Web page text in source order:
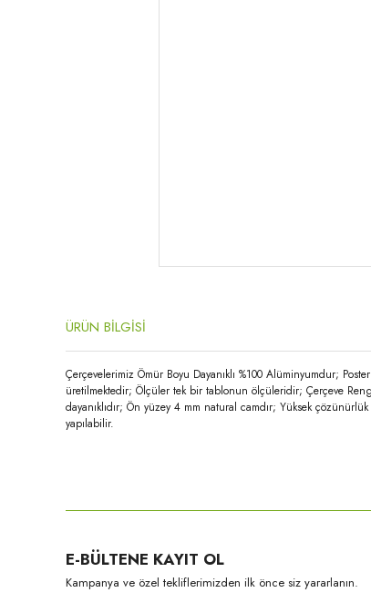
ÜRÜN BİLGİSİ
Çerçevelerimiz Ömür Boyu Dayanıklı %100 Alüminyumdur;
üretilmektedir; Ölçüler tek bir tablonun ölçüleridir; Çerçeve
dayanıklıdır; Ön yüzey 4 mm natural camdır; Yüksek
yapılabilir.
Ürün açıklamasında eksik bilgiler bulunuyor.
Ürün bilgilerinde hatalar bulunuyor.
E-BÜLTENE KAYIT OL
Kampanya ve özel tekliflerimizden ilk önce siz yararlanın.